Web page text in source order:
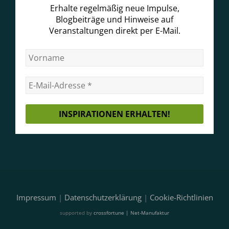
Erhalte regelmäßig neue Impulse,
Blogbeiträge und Hinweise auf
Veranstaltungen direkt per E-Mail.
Impressum | Datenschutzerklärung| Cookie-Richtlinien
supported by crossfortune | Net-Manufaktur